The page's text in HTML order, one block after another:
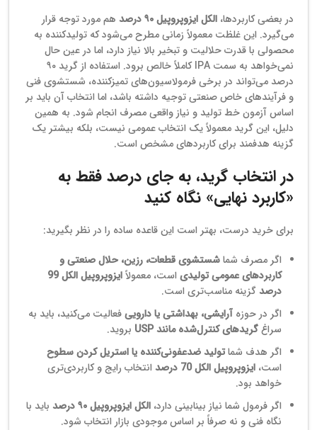
در بعضی کاربردها، الکل ایزوپروپیل ۹۰ درصد
هم مورد توجه قرار
می‌گیرد. این غلظت معمولاً زمانی مطرح می‌شود که تولیدکننده به
محصولی با قدرت حلالیت و تبخیر بالا نیاز دارد، اما در عین حال
نمی‌خواهد به سمت IPA کاملاً خالص برود. استفاده از گرید ۹۰
درصد می‌تواند در برخی فرمولاسیون‌های تمیزکننده، شستشوی فنی
و فرآیندهای خاص صنعتی توجیه داشته باشد، اما انتخاب آن باید بر
اساس آزمون خط تولید و نیاز واقعی مصرف انجام شود. به همین
دلیل، این گرید معمولاً یک انتخاب عمومی نیست، بلکه بیشتر یک
گزینه هدفمند برای کاربردهای مشخص است.
در انتخاب گرید، به جای درصد فقط به
«کاربرد نهایی» نگاه کنید
برای خرید درست، بهتر است این قاعده ساده را در نظر بگیرید:
اگر مصرف شماشستشوی قطعات، رزین، حلال صنعتی و
کاربردهای عمومی تولیدی است، معمولاً
ایزوپروپیل الکل 99
درصدگزینه مناسب‌تری است.
اگر در حوزه آرایشی، بهداشتی یا داروییفعالیت می‌کنید، باید به
سراغگریدهای کنترل‌شده مانند USP
بروید.
اگر هدف شماتولید ضدعفونی‌کننده یا استریل کردن سطوح
است، ایزوپروپیل الکل 70 درصد
انتخاب رایج و کاربردی‌تری
خواهد بود.
اگر فرمول شما نیاز بینابینی دارد، الکل ایزوپروپیل ۹۰ درصد
باید با
نگاه فنی و نه صرفاً بر اساس موجودی بازار انتخاب شود.